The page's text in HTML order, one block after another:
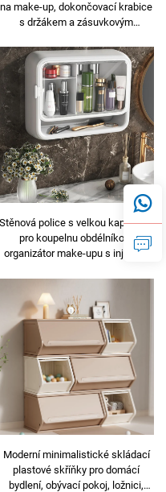
na make-up, dokončovací krabice
s držákem a zásuvkovým
plastu
Stěnová police s velkou kapacitou
pro koupelnu obdélníkový
organizátor make-upu s injekční
Moderní minimalistické skládací
plastové skříňky pro domácí
bydlení, obývací pokoj, ložnici,